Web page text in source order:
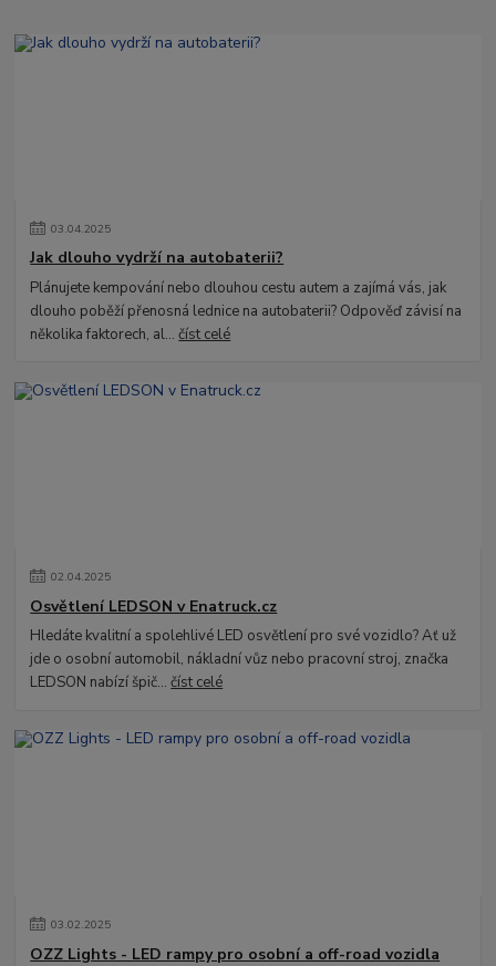
03.04.2025
Jak dlouho vydrží na autobaterii?
Plánujete kempování nebo dlouhou cestu autem a zajímá vás, jak
dlouho poběží přenosná lednice na autobaterii? Odpověď závisí na
několika faktorech, al...číst celé
02.04.2025
Osvětlení LEDSON v Enatruck.cz
Hledáte kvalitní a spolehlivé LED osvětlení pro své vozidlo? Ať už
jde o osobní automobil, nákladní vůz nebo pracovní stroj, značka
LEDSON nabízí špič...číst celé
03.02.2025
OZZ Lights - LED rampy pro osobní a off-road vozidla